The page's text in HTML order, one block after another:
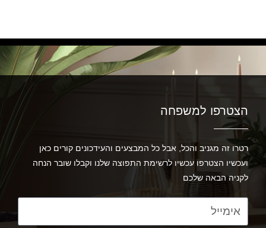
הצטרפו למשפחה
רטרו זה מגניב והכל, אבל כל המבצעים והעידכונים קורים כאן
ועכשיו הצטרפו עכשיו לרשימת התפוצה שלנו וקבלו שובר הנחה
לקניה הבאה שלכם